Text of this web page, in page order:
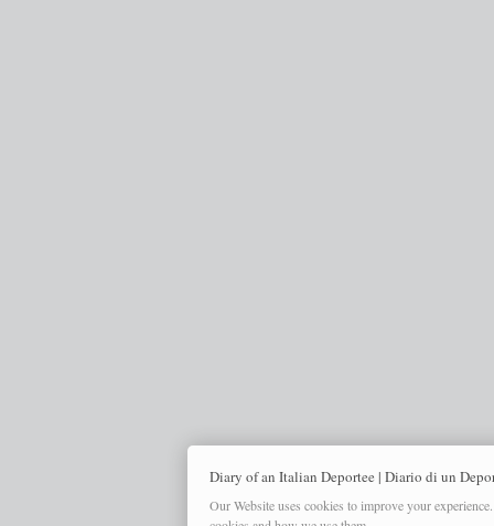
Diary of an Italian Deportee | Diario di un
Our Website uses cookies to improve your